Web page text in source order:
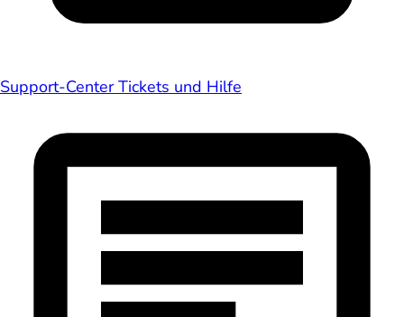
Support-Center Tickets und Hilfe